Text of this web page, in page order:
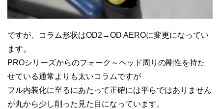
ですが、コラム形状はOD2→OD AEROに変更になってい
ます。
PROシリーズからのフォーク～ヘッド周りの剛性を持た
せている通常よりも太いコラムですが
フル内装化に至るにあたって正確には平らではありません
が丸から少し削った見た目になっています。